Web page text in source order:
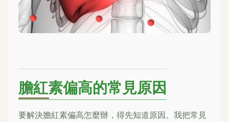
膽紅素偏高的常見原因
要解決膽紅素偏高怎麼辦，得先知道原因。我把常見